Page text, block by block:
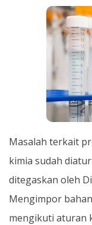
Masalah terkait
kimia sudah
ditegaskan oleh
Mengimpor
mengikuti aturan